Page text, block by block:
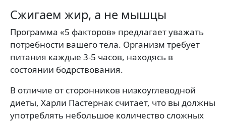
Сжигаем жир, а не мышцы
Программа «5 факторов» предлагает уважать
потребности вашего тела. Организм требует
питания каждые 3-5 часов, находясь в
состоянии бодрствования.
В отличие от сторонников низкоуглеводной
диеты, Харли Пастернак считает, что вы должны
употреблять небольшое количество сложных